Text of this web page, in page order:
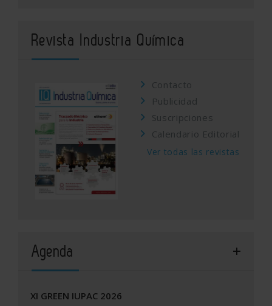
Revista Industria Química
Contacto
Publicidad
Suscripciones
Calendario Editorial
Ver todas las revistas
Agenda
XI GREEN IUPAC 2026